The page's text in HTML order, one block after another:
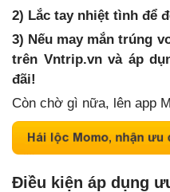
2) Lắc tay nhiệt tình để
3) Nếu may mắn trúng
trên Vntrip.vn và áp
đãi!
Còn chờ gì nữa, lên app
Điều kiện áp dụng